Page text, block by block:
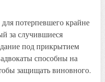
потерпевшего крайне
за случившиеся
под прикрытием
способны на
защищать виновного.